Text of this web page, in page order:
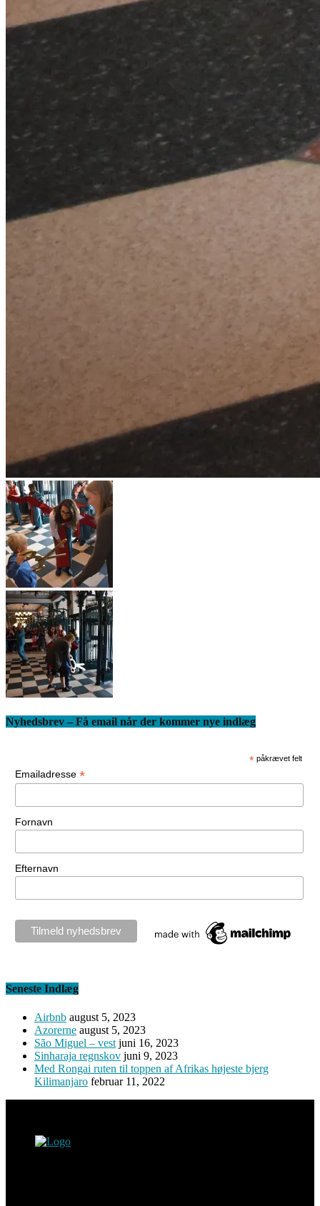
Nyhedsbrev – Få email når der kommer nye indlæg
* påkrævet felt
Emailadresse *
Fornavn
Efternavn
Seneste Indlæg
Airbnb august 5, 2023
Azorerne august 5, 2023
São Miguel – vest juni 16, 2023
Sinharaja regnskov juni 9, 2023
Med Rongai ruten til toppen af Afrikas højeste bjerg
Kilimanjaro februar 11, 2022